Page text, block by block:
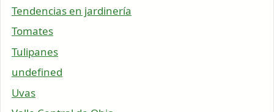
Tendencias en jardinería
Tomates
Tulipanes
undefined
Uvas